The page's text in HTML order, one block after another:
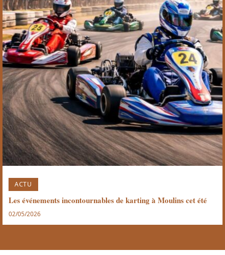
ACTU
Les événements incontournables de karting à Moulins cet été
02/05/2026